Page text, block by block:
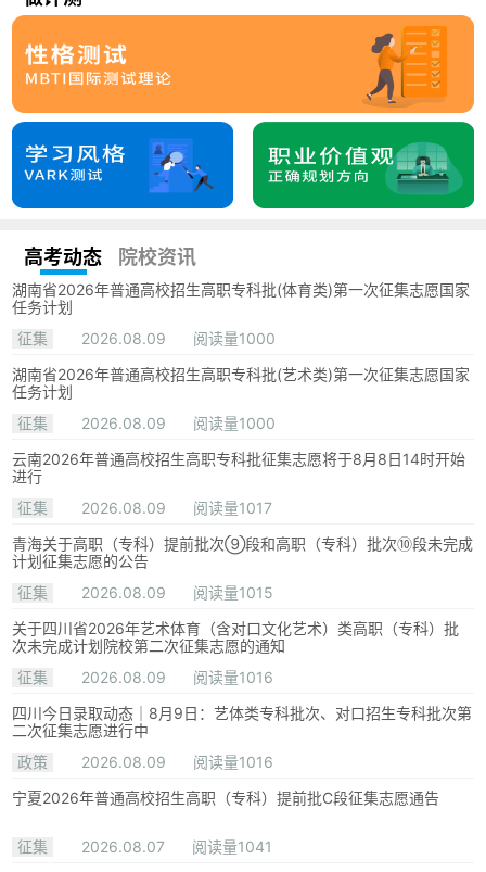
高考动态 院校资讯
湖南省2026年普通高校招生高职专科批(体育类)第一次征集志愿国家
任务计划
征集
2026.08.09
阅读量1000
湖南省2026年普通高校招生高职专科批(艺术类)第一次征集志愿国家
任务计划
征集
2026.08.09
阅读量1000
云南2026年普通高校招生高职专科批征集志愿将于8月8日14时开始
进行
征集
2026.08.09
阅读量1017
青海关于高职（专科）提前批次⑨段和高职（专科）批次⑩段未完成
计划征集志愿的公告
征集
2026.08.09
阅读量1015
关于四川省2026年艺术体育（含对口文化艺术）类高职（专科）批
次未完成计划院校第二次征集志愿的通知
征集
2026.08.09
阅读量1016
四川今日录取动态｜8月9日：艺体类专科批次、对口招生专科批次第
二次征集志愿进行中
政策
2026.08.09
阅读量1016
宁夏2026年普通高校招生高职（专科）提前批C段征集志愿通告
征集 2026.08.07
阅读量1041